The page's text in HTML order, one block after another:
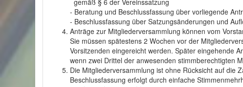
- Beratung und Beschlussfassung über vorliegende
- Beschlussfassung über Satzungsänderungen und
Anträge zur Mitgliederversammlung können vom
Sie müssen spätestens 2 Wochen vor der
Vorsitzenden eingereicht werden. Später eingehende
wenn zwei Drittel der anwesenden stimmberechtigten
Die Mitgliederversammlung ist ohne Rücksicht auf die
Beschlussfassung erfolgt durch einfache